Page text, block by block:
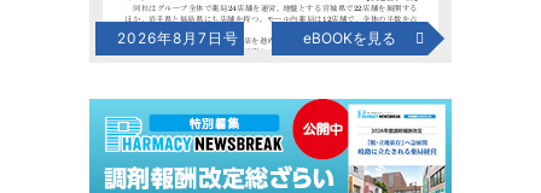
2026年8月7日号 eBOOKを見る